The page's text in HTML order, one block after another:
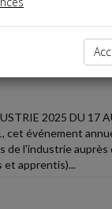
dépêches
2025 DU 17
cet événement
de l'industrie auprès
et apprentis)...